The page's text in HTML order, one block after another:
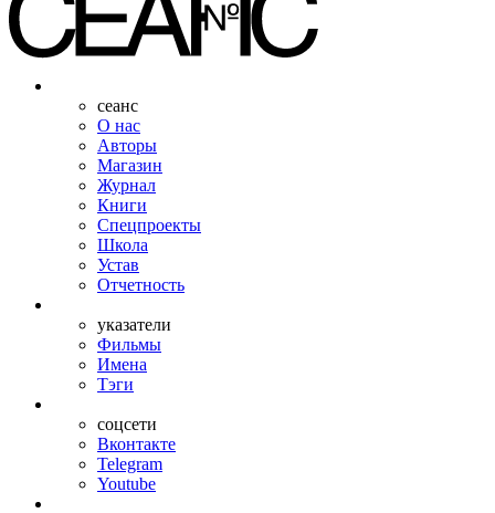
сеанс
О нас
Авторы
Магазин
Журнал
Книги
Спецпроекты
Школа
Устав
Отчетность
указатели
Фильмы
Имена
Тэги
соцсети
Вконтакте
Telegram
Youtube